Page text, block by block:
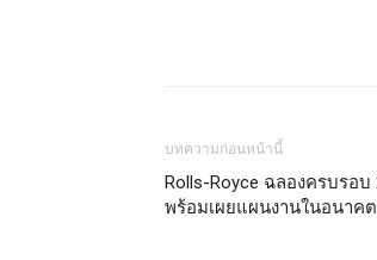
บทความก่อนหน้านี้
Rolls-Royce ฉลองครบรอบ
พร้อมเผยแผนงานในอนาคต